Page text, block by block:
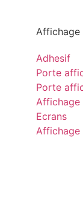
Affichage
Adhesif
Porte
Porte
Affichage
Ecrans
Affichage